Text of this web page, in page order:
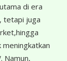
di era
tetapi juga
meningkatkan
Namun,